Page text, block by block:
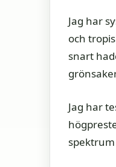
Jag har
och
snart
Jag har